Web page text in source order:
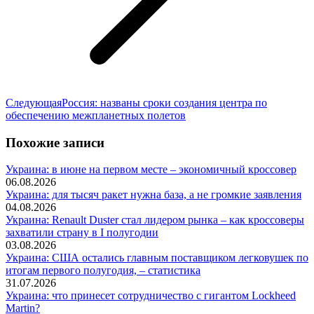
СледующаяСледующая
запись:
Россия: названы сроки создания центра по
обеспечению межпланетных полетов
Похожие записи
Украина: в июне на первом месте – экономичный кроссовер
06.08.2026
Украина: для тысяч ракет нужна база, а не громкие заявления
04.08.2026
Украина: Renault Duster стал лидером рынка – как кроссоверы
захватили страну в I полугодии
03.08.2026
Украина: США остались главным поставщиком легковушек по
итогам первого полугодия, – статистика
31.07.2026
Украина: что принесет сотрудничество с гигантом Lockheed
Martin?